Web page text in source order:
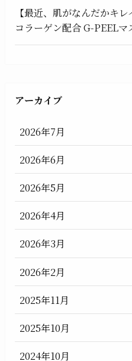
【最近、肌がなんだかキ
コラーゲン配合 G-PEELマ
アーカイブ
2026年7月
2026年6月
2026年5月
2026年4月
2026年3月
2026年2月
2025年11月
2025年10月
2024年10月